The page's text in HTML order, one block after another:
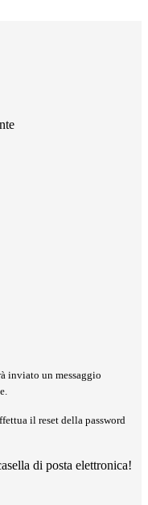
inviato un messaggio
il reset della password
di posta elettronica!